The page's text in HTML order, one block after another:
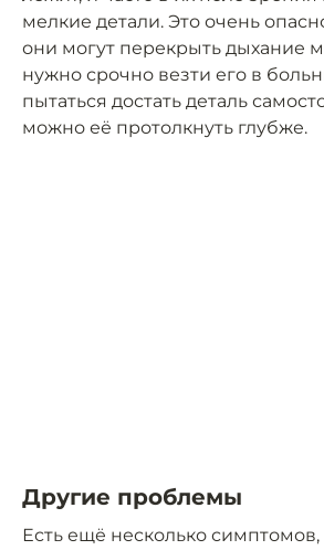
мелкие детали. Это очень
они могут перекрыть дыхание
нужно срочно везти его в
пытаться достать деталь
можно её протолкнуть глубже.
Другие проблемы
Есть ещё несколько